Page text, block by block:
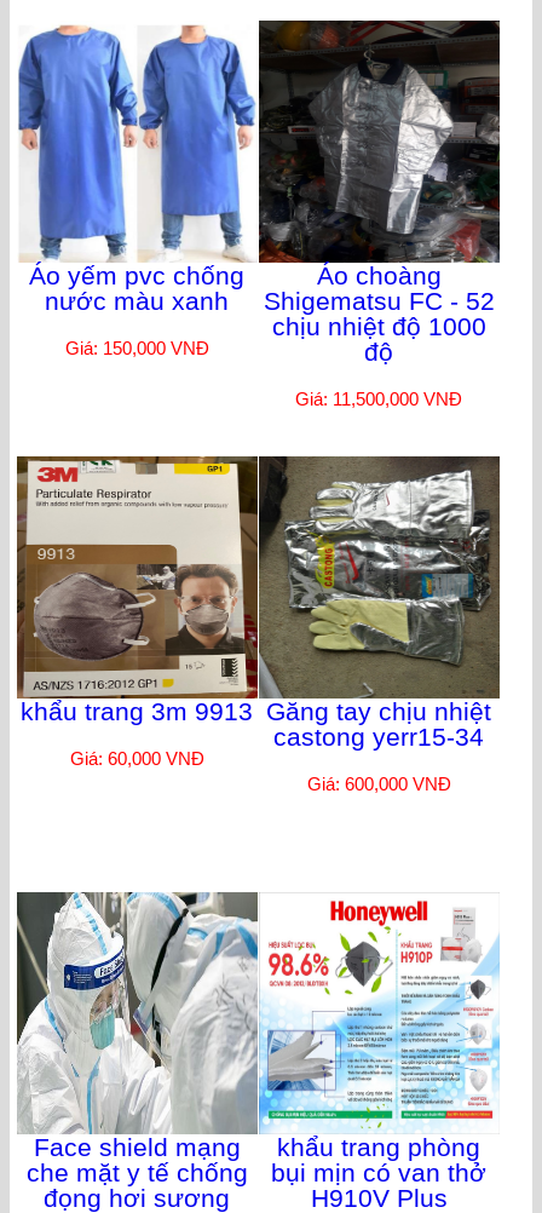
Áo yếm pvc chống
nước màu xanh
Giá: 150,000 VNĐ
Áo choàng
Shigematsu FC - 52
chịu nhiệt độ 1000
độ
Giá: 11,500,000 VNĐ
khẩu trang 3m 9913
Giá: 60,000 VNĐ
Găng tay chịu nhiệt
castong yerr15-34
Giá: 600,000 VNĐ
Face shield mạng
che mặt y tế chống
đọng hơi sương
khẩu trang phòng
bụi mịn có van thở
H910V Plus